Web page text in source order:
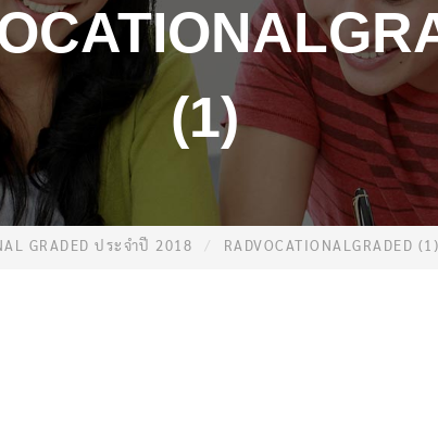
(1)
GRADED ประจำปี 2018 RADVOCATIONALGRADED (1)